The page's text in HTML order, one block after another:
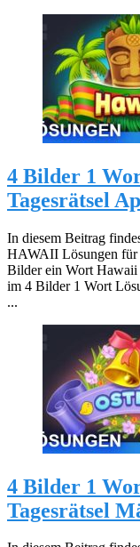
4 Bilder 1
Tagesrätsel
In diesem Beitrag
HAWAII Lösungen für
Bilder ein Wort Hawaii
im 4 Bilder 1 Wort
...
4 Bilder 1
Tagesrätsel